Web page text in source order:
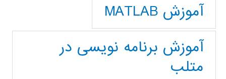
آموزش MATLAB
آموزش برنامه نویسی در
متلب